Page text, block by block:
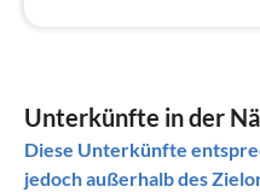
Unterkünfte in der
Diese Unterkünfte
jedoch außerhalb des